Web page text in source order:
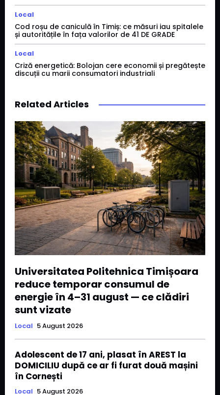
Local
Cod roșu de caniculă în Timiș: ce măsuri iau spitalele
și autoritățile în fața valorilor de 41 DE GRADE
Local
Criză energetică: Bolojan cere economii și pregătește
discuții cu marii consumatori industriali
Related Articles
Universitatea Politehnica Timișoara
reduce temporar consumul de
energie în 4–31 august — ce clădiri
sunt vizate
Local 5 August 2026
Adolescent de 17 ani, plasat în AREST la
DOMICILIU după ce ar fi furat două mașini
în Cornești
Local 5 August 2026